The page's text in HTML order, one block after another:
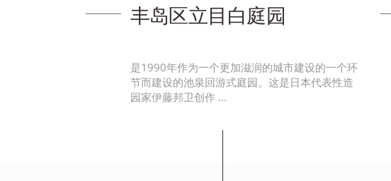
丰岛区立目白庭园
是1990年作为一个更加滋润的城市建设的一个环
节而建设的池泉回游式庭园。这是日本代表性造
园家伊藤邦卫创作 …